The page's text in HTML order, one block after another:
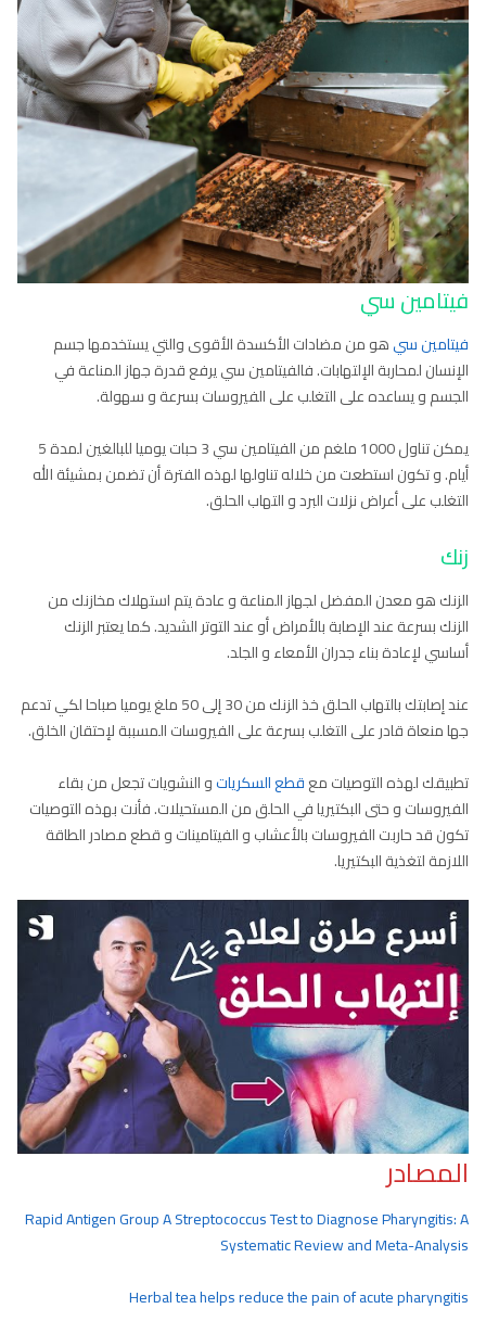
فيتامين سي
فيتامين سيهو من مضادات الأكسدة الأقوى والتي يستخدمها جسم
الإنسان لمحاربة الإلتهابات. فالفيتامين سي يرفع قدرة جهاز المناعة في
الجسم و يساعده على التغلب على الفيروسات بسرعة و سهولة.
يمكن تناول 1000 ملغم من الفيتامين سي 3 حبات يوميا للبالغين لمدة 5
أيام. و تكون استطعت من خلاله تناولها لهذه الفترة أن تضمن بمشيئة الله
التغلب على أعراض نزلات البرد و التهاب الحلق.
زنك
الزنك هو معدن المفضل لجهاز المناعة و عادة يتم استهلاك مخازنك من
الزنك بسرعة عند الإصابة بالأمراض أو عند التوتر الشديد. كما يعتبر الزنك
أساسي لإعادة بناء جدران الأمعاء و الجلد.
عند إصابتك بالتهاب الحلق خذ الزنك من 30 إلى 50 ملغ يوميا صباحا لكي تدعم
جها منعاة قادر على التغلب بسرعة على الفيروسات المسببة لإحتقان الخلق.
تطبيقك لهذه التوصيات معقطع السكرياتو النشويات تجعل من بقاء
الفيروسات و حتى البكتيريا في الحلق من المستحيلات. فأنت بهذه التوصيات
تكون قد حاربت الفيروسات بالأعشاب و الفيتامينات و قطع مصادر الطاقة
اللازمة لتغذية البكتيريا.
المصادر
Rapid Antigen Group A Streptococcus Test to Diagnose Pharyngitis: A
Systematic Review and Meta-Analysis
Herbal tea helps reduce the pain of acute pharyngitis